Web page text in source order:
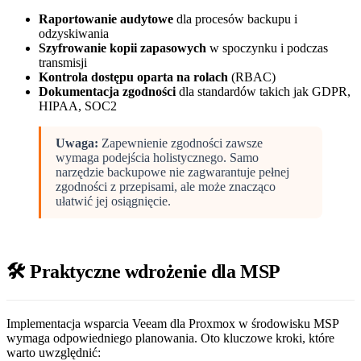
Raportowanie audytowe dla procesów backupu i
odzyskiwania
Szyfrowanie kopii zapasowych w spoczynku i podczas
transmisji
Kontrola dostępu oparta na rolach (RBAC)
Dokumentacja zgodnościdla standardów takich jak GDPR,
HIPAA, SOC2
Uwaga: Zapewnienie zgodności zawsze
wymaga podejścia holistycznego. Samo
narzędzie backupowe nie zagwarantuje pełnej
zgodności z przepisami, ale może znacząco
ułatwić jej osiągnięcie.
🛠️ Praktyczne wdrożenie dla MSP
Implementacja wsparcia Veeam dla Proxmox w środowisku MSP
wymaga odpowiedniego planowania. Oto kluczowe kroki, które
warto uwzględnić: